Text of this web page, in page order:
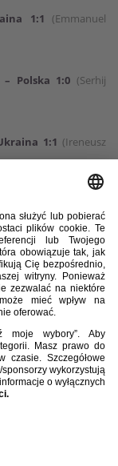
1:1 (Emmanuel
Polska 1:0 (Serhij
1:1 (Ireneusz
43)
(Andrij Jarmołenko
(Jakub Błaszczykowski
– Ukraina 2:0